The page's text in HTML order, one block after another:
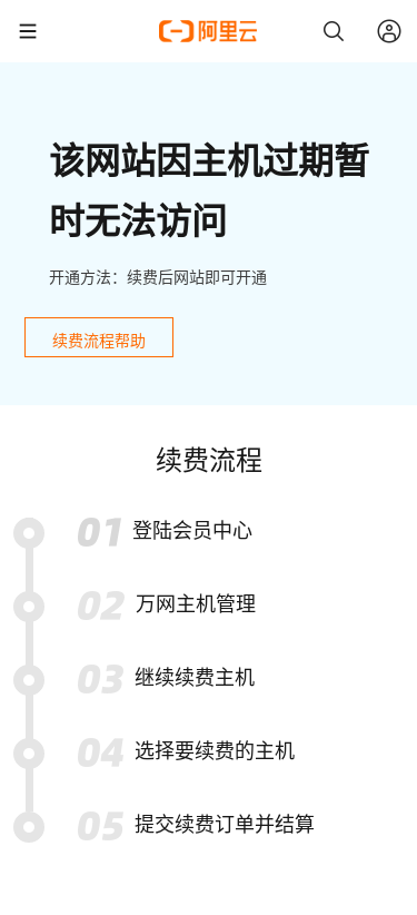
该网站因主机过期暂
时无法访问
开通方法：续费后网站即可开通
续费流程帮助
续费流程
登陆会员中心
万网主机管理
继续续费主机
选择要续费的主机
提交续费订单并结算